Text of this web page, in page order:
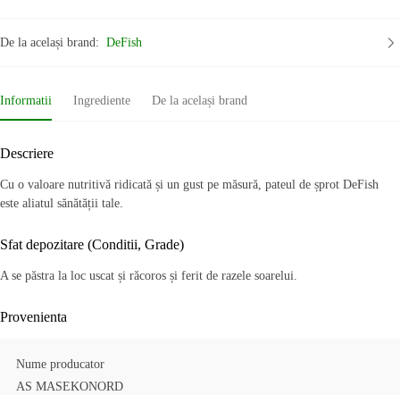
De la același brand: DeFish
Informatii Ingrediente De la același brand
Descriere
Cu o valoare nutritivă ridicată și un gust pe măsură, pateul de șprot DeFish
este aliatul sănătății tale.
Sfat depozitare (Conditii, Grade)
A se păstra la loc uscat și răcoros și ferit de razele soarelui.
Provenienta
Nume producator
AS MASEKONORD